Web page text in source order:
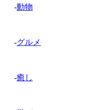
-動物
-グルメ
-癒し